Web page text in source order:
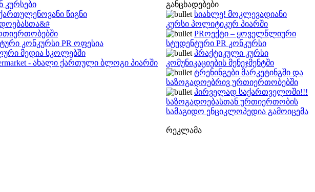
კურსები
წიგნი
კონკურსი PR ოფესია
მედია სკოლებში
- ახალი ქართული ბლოგი პიარში
განცხადებები
სიახლე! მოკლევადიანი
კურსი პოლიტიკურ პიარში
PRოექტი – ყოველწლიური
სტუდენტური PR კონკურსი
პრაქტიკული კურსი
კომუნიკაციების მენეჯმენტში
ტრენინგები მარკეტინგში და
საზოგადოებრივ ურთიერთობებში
პირველად საქართველოში!!!
საზოგადოებასთან ურთიერთობის
სამაგიდო ენციკლოპედია გამოიცემა
რეკლამა